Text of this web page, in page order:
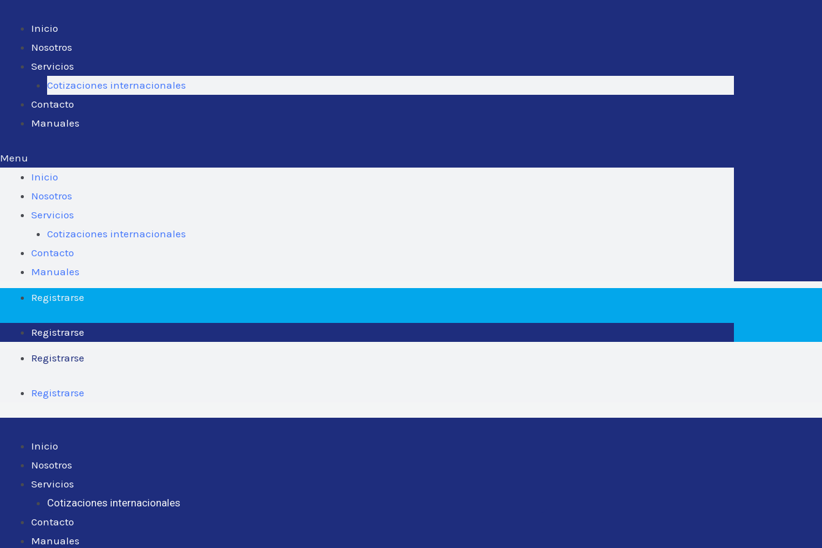
contenido
Inicio
Nosotros
Servicios
Cotizaciones internacionales
Contacto
Manuales
Menu
Inicio
Nosotros
Servicios
Cotizaciones internacionales
Contacto
Manuales
Registrarse
Registrarse
Registrarse
Registrarse
Inicio
Nosotros
Servicios
Cotizaciones internacionales
Contacto
Manuales